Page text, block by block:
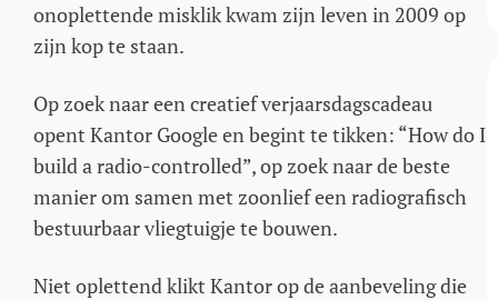
onoplettende misklik kwam zijn leven in 2009 op
zijn kop te staan.
Op zoek naar een creatief verjaarsdagscadeau
opent Kantor Google en begint te tikken: “How do I
build a radio-controlled”, op zoek naar de beste
manier om samen met zoonlief een radiografisch
bestuurbaar vliegtuigje te bouwen.
Niet oplettend klikt Kantor op de aanbeveling die